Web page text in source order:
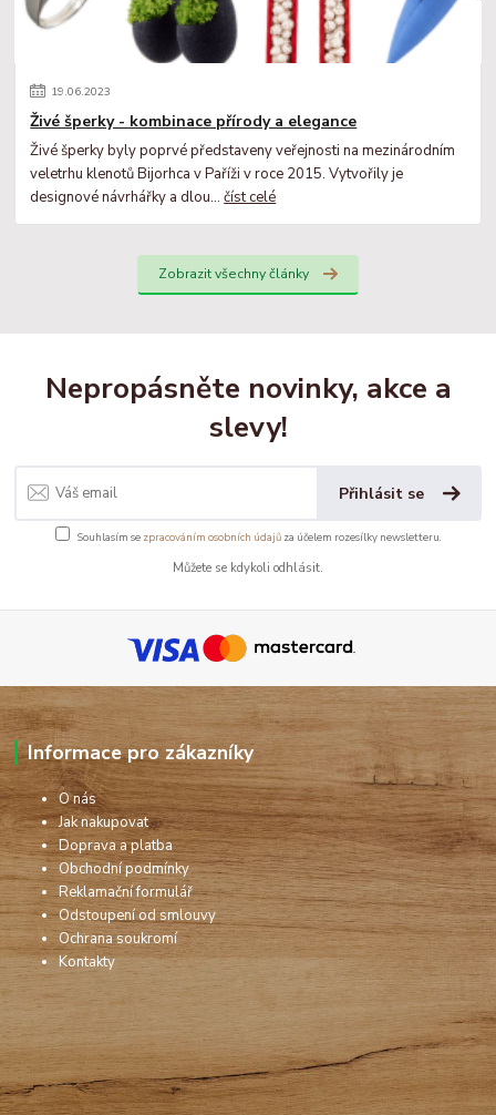
19.06.2023
Živé šperky - kombinace přírody a elegance
Živé šperky byly poprvé představeny veřejnosti na mezinárodním
veletrhu klenotů Bijorhca v Paříži v roce 2015. Vytvořily je
designové návrhářky a dlou...číst celé
Zobrazit všechny články
Nepropásněte novinky, akce a
slevy!
Přihlásit se
Souhlasím se zpracováním osobních údajůza účelem rozesílky newsletteru.
Můžete se kdykoli odhlásit.
Informace pro zákazníky
O nás
Jak nakupovat
Doprava a platba
Obchodní podmínky
Reklamační formulář
Odstoupení od smlouvy
Ochrana soukromí
Kontakty